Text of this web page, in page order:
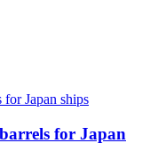
for Japan